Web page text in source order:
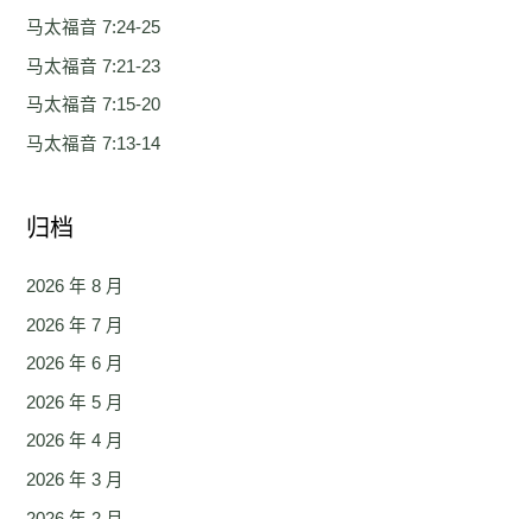
马太福音 7:24-25
马太福音 7:21-23
马太福音 7:15-20
马太福音 7:13-14
归档
2026 年 8 月
2026 年 7 月
2026 年 6 月
2026 年 5 月
2026 年 4 月
2026 年 3 月